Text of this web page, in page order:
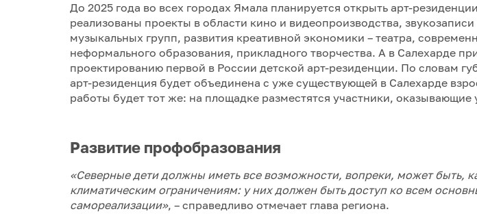
До 2025 года во всех городах Ямала планируется открыть арт-
реализованы проекты в области кино и видеопроизводства,
музыкальных групп, развития креативной экономики – театра,
неформального образования, прикладного творчества. А в Салехарде
проектированию первой в России детской арт-резиденции. По словам
арт-резиденция будет объединена с уже существующей в Салехарде
работы будет тот же: на площадке разместятся участники, оказывающие
Развитие профобразования
«Северные дети должны иметь все возможности, вопреки, может быть,
климатическим ограничениям: у них должен быть доступ ко всем
самореализации», – справедливо отмечает глава региона.